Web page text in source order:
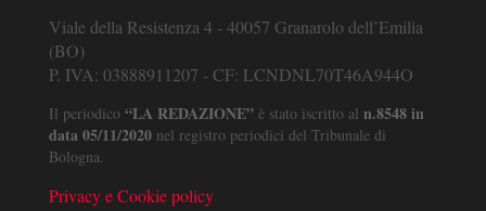
Viale della Resistenza 4 - 40057 Granarolo dell’Emilia
(BO)
P. IVA: 03888911207 - CF: LCNDNL70T46A944O
Il periodico “LA REDAZIONE” è stato iscritto al n.8548 in
data 05/11/2020 nel registro periodici del Tribunale di
Bologna.
Privacy e Cookie policy